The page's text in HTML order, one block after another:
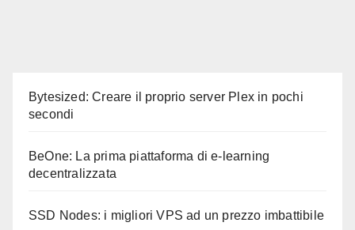
Bytesized: Creare il proprio server Plex in pochi
secondi
BeOne: La prima piattaforma di e-learning
decentralizzata
SSD Nodes: i migliori VPS ad un prezzo imbattibile